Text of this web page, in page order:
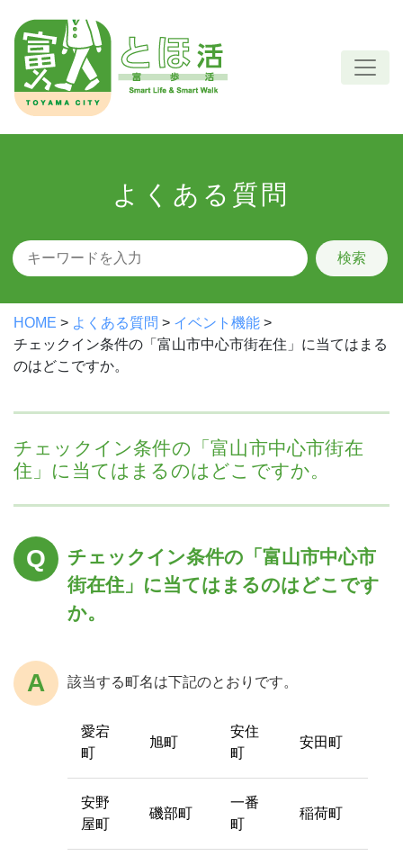
content
よくある質問
検索
HOME > よくある質問 > イベント機能 >
チェックイン条件の「富山市中心市街在住」に当てはまる
のはどこですか。
チェックイン条件の「富山市中心市街在
住」に当てはまるのはどこですか。
チェックイン条件の「富山市中心市
街在住」に当てはまるのはどこです
か。
該当する町名は下記のとおりです。
愛宕
町
旭町
安住
町
安田町
安野
屋町
磯部町
一番
町
稲荷町